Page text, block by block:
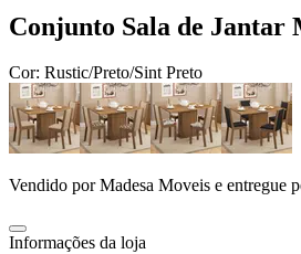
Conjunto Sala de Jantar
Cor: Rustic/Preto/Sint Preto
Vendido porMadesa Moveis e entregue
Informações da loja